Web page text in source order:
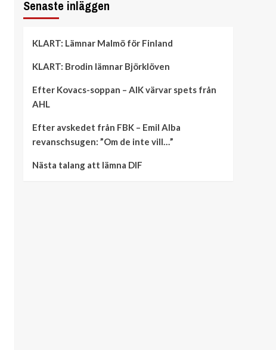
Senaste inläggen
KLART: Lämnar Malmö för Finland
KLART: Brodin lämnar Björklöven
Efter Kovacs-soppan – AIK värvar spets från
AHL
Efter avskedet från FBK – Emil Alba
revanschsugen: ”Om de inte vill…”
Nästa talang att lämna DIF